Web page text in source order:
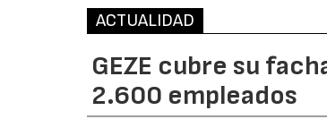
ACTUALIDAD
GEZE cubre su
2.600 empleados